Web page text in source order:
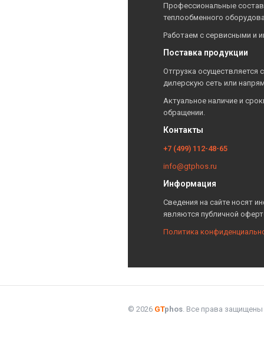
Профессиональные
теплообменного
Работаем с сервисными и
Поставка продукции
Отгрузка осуществляется
дилерскую сеть или
Актуальное наличие и
обращении.
Контакты
+7 (499) 112-48-65
info@gtphos.ru
Информация
Сведения на сайте носят
являются публичной
Политика
© 2026 GTphos. Все права защищены